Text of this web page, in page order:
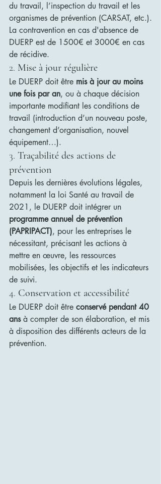
du travail, l’inspection du travail et les
organismes de prévention (CARSAT, etc.).
La contravention en cas d'absence de
DUERP est de 1500€ et 3000€ en cas
de récidive.
2. Mise à jour régulière
Le DUERP doit être mis à jour au moins
une fois par an, ou à chaque décision
importante modifiant les conditions de
travail (introduction d’un nouveau poste,
changement d’organisation, nouvel
équipement…).
3. Traçabilité des actions de
prévention
Depuis les dernières évolutions légales,
notamment la loi Santé au travail de
2021, le DUERP doit intégrer un
programme annuel de prévention
(PAPRIPACT), pour les entreprises le
nécessitant, précisant les actions à
mettre en œuvre, les ressources
mobilisées, les objectifs et les indicateurs
de suivi.
4. Conservation et accessibilité
Le DUERP doit être conservé pendant 40
ans à compter de son élaboration, et mis
à disposition des différents acteurs de la
prévention.